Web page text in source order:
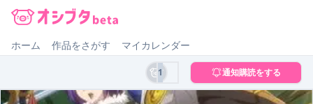
ホーム 作品をさがす マイカレンダー
1 通知購読をする